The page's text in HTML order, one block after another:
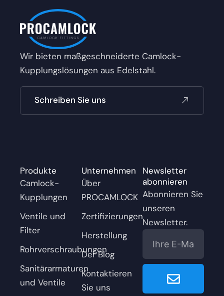
Wir bieten maßgeschneiderte Camlock-
Kupplungslösungen aus Edelstahl.
Schreiben Sie uns
Produkte
Camlock-
Kupplungen
Ventile und
Filter
Rohrverschraubungen
Sanitärarmaturen
und Ventile
Unternehmen
Über
PROCAMLOCK
Zertifizierungen
Herstellung
Der Blog
Kontaktieren
Sie uns
Newsletter
abonnieren
Abonnieren Sie
unseren
Newsletter.
E-
Mail
Senden